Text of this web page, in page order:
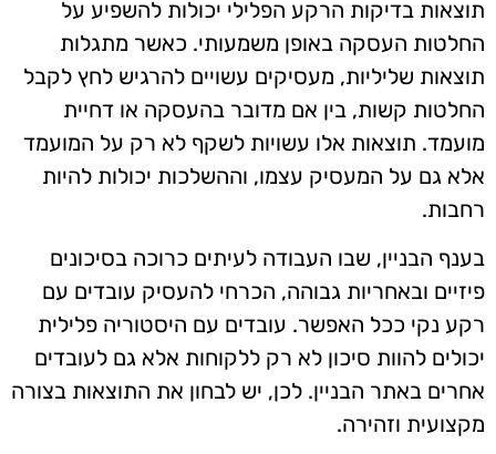
תוצאות בדיקות הרקע הפלילי יכולות להשפיע על
החלטות העסקה באופן משמעותי. כאשר מתגלות
תוצאות שליליות, מעסיקים עשויים להרגיש לחץ לקבל
החלטות קשות, בין אם מדובר בהעסקה או דחיית
מועמד. תוצאות אלו עשויות לשקף לא רק על המועמד
אלא גם על המעסיק עצמו, וההשלכות יכולות להיות
רחבות.
בענף הבניין, שבו העבודה לעיתים כרוכה בסיכונים
פיזיים ובאחריות גבוהה, הכרחי להעסיק עובדים עם
רקע נקי ככל האפשר. עובדים עם היסטוריה פלילית
יכולים להוות סיכון לא רק ללקוחות אלא גם לעובדים
אחרים באתר הבניין. לכן, יש לבחון את התוצאות בצורה
מקצועית וזהירה.